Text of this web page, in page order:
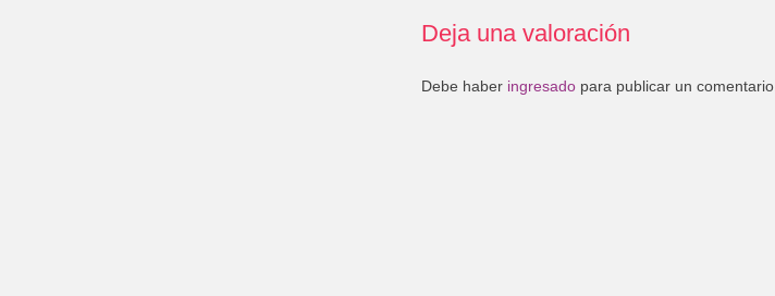
Deja una valoración
Debe haber ingresado para publicar un comentario.